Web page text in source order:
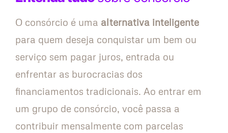
O consórcio é uma alternativa inteligente
para quem deseja conquistar um bem ou
serviço sem pagar juros, entrada ou
enfrentar as burocracias dos
financiamentos tradicionais. Ao entrar em
um grupo de consórcio, você passa a
contribuir mensalmente com parcelas